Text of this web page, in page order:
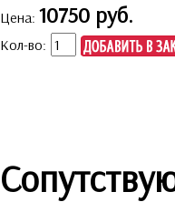
Цена: 10750 руб.
Кол-во: